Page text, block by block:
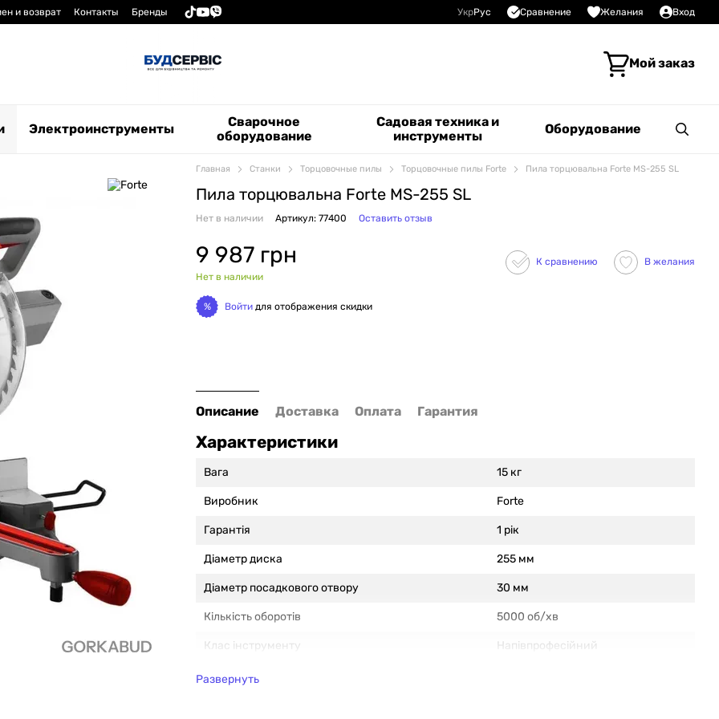
и возврат Контакты Бренды УкрРус Сравнение Желания Вход
Мой заказ
Электроинструменты
Сварочное
оборудование
Садовая техника и
инструменты
Оборудование
Главная Станки Торцовочные пилы Торцовочные пилы Forte Пила торцювальна Forte MS-255 SL
Пила торцювальна Forte MS-255 SL
Нет в наличии Артикул: 77400 Оставить отзыв
9 987 грн
Нет в наличии
К сравнению В желания
% Войти для отображения скидки
Описание Доставка Оплата Гарантия
Характеристики
Вага 15 кг
Виробник Forte
Гарантія 1 рік
Діаметр диска 255 мм
Діаметр посадкового отвору 30 мм
Кількість оборотів 5000 об/хв
Клас інструменту Напівпрофесійний
Країна походження
Развернуть